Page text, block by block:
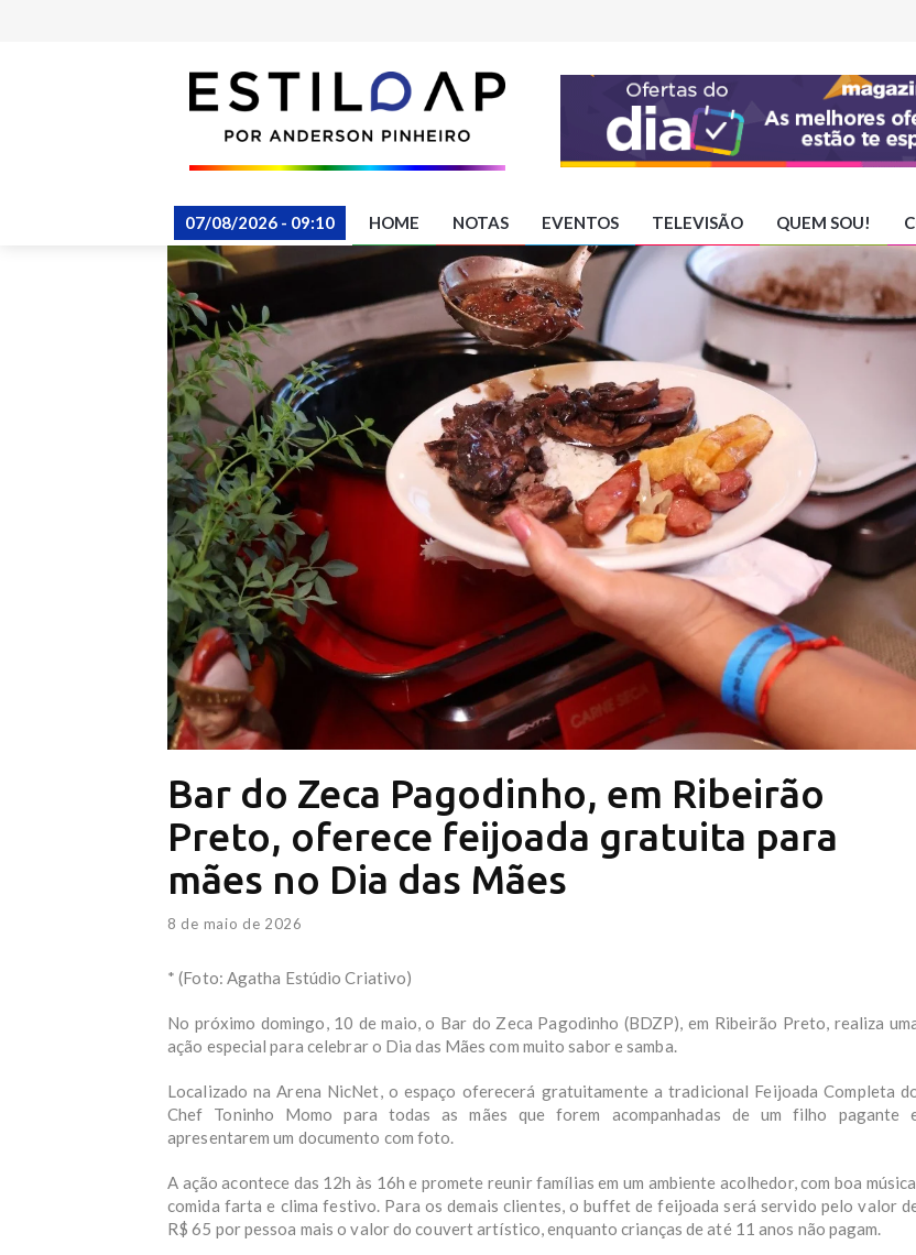
07/08/2026 - 09:10 HOME NOTAS EVENTOS TELEVISÃO QUEM SOU!
Bar do Zeca Pagodinho, em Ribeirão
Preto, oferece feijoada gratuita para
mães no Dia das Mães
8 de maio de 2026
* (Foto: Agatha Estúdio Criativo)
No próximo domingo, 10 de maio, o Bar do Zeca Pagodinho (BDZP), em Ribeirão Preto, realiza
ação especial para celebrar o Dia das Mães com muito sabor e samba.
Localizado na Arena NicNet, o espaço oferecerá gratuitamente a tradicional Feijoada Completa
Chef Toninho Momo para todas as mães que forem acompanhadas de um filho pagante
apresentarem um documento com foto.
A ação acontece das 12h às 16h e promete reunir famílias em um ambiente acolhedor, com boa
comida farta e clima festivo. Para os demais clientes, o buffet de feijoada será servido pelo valor
R$ 65 por pessoa mais o valor do couvert artístico, enquanto crianças de até 11 anos não pagam.